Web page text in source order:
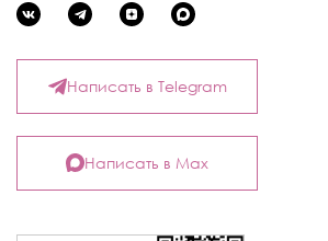
Написать в Telegram
Написать в Max